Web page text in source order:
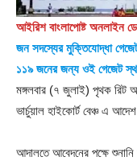
আইরিশ বাংলাপোষ্ট অনলাইন
জন সদস্যের মুক্তিযোদ্ধা
১১৯ জনের জন্য ওই গেজেট
মঙ্গলবার (৭ জুলাই) পৃথক রিট
ভার্চুয়াল হাইকোর্ট বেঞ্চ এ
আদালতে আবেদনের পক্ষে